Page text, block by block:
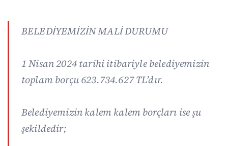
BELEDİYEMİZİN MALİ DURUMU
1 Nisan 2024 tarihi itibariyle belediyemizin
toplam borçu 623.734.627 TL’dır.
Belediyemizin kalem kalem borçları ise şu
şekildedir;